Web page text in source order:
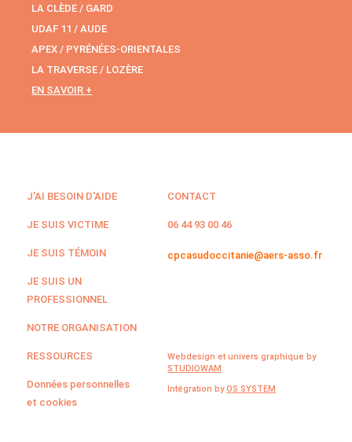
LA CLÈDE / GARD
UDAF 11 / AUDE
APEX / PYRÉNÉES-ORIENTALES
LA TRAVERSE / LOZÈRE
EN SAVOIR +
J'AI BESOIN D'AIDE
JE SUIS VICTIME
JE SUIS TÉMOIN
JE SUIS UN
PROFESSIONNEL
NOTRE ORGANISATION
RESSOURCES
Données personnelles
et cookies
CONTACT
06 44 93 00 46
cpcasudoccitanie@aers-asso.fr
Webdesign et univers graphique by
STUDIOWAM
Intégration byOS SYSTEM